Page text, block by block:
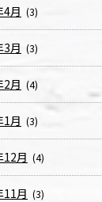
4月 (3)
3月 (3)
2月 (4)
1月 (3)
12月 (4)
11月 (3)